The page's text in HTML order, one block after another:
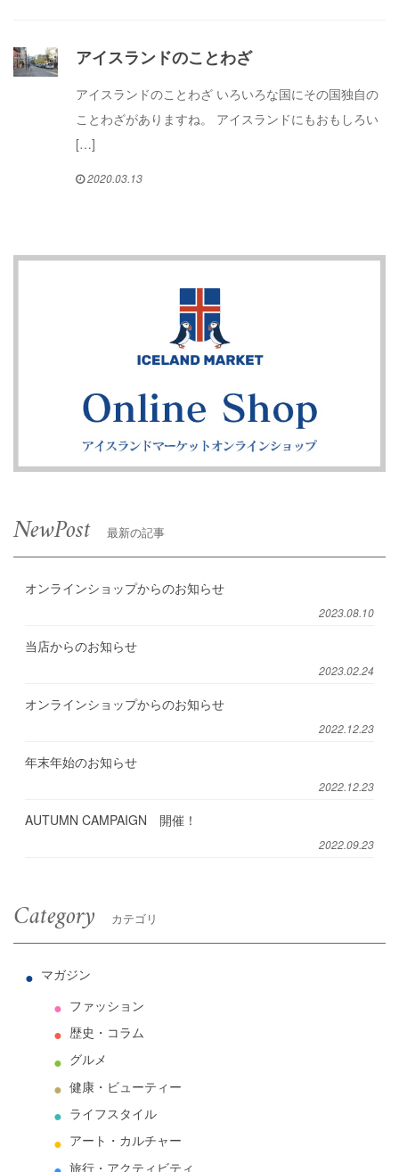
アイスランドのことわざ
アイスランドのことわざ いろいろな国にその国独自の
ことわざがありますね。 アイスランドにもおもしろい
[…]
2020.03.13
NewPost 最新の記事
オンラインショップからのお知らせ
2023.08.10
当店からのお知らせ
2023.02.24
オンラインショップからのお知らせ
2022.12.23
年末年始のお知らせ
2022.12.23
AUTUMN CAMPAIGN 開催！
2022.09.23
Category カテゴリ
マガジン
ファッション
歴史・コラム
グルメ
健康・ビューティー
ライフスタイル
アート・カルチャー
旅行・アクティビティ